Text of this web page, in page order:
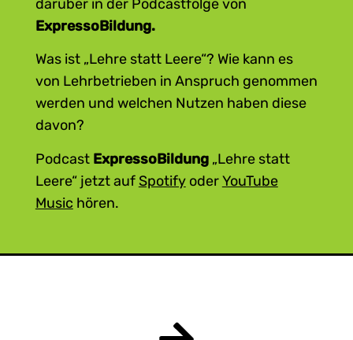
darüber in der Podcastfolge von
ExpressoBildung.
Was ist „Lehre statt Leere“? Wie kann es
von Lehrbetrieben in Anspruch genommen
werden und welchen Nutzen haben diese
davon?
Podcast ExpressoBildung„Lehre statt
Leere“ jetzt auf SpotifyoderYouTube
Music hören.